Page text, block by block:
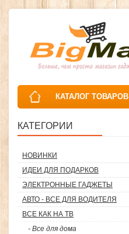
КАТАЛОГ ТОВАРОВ
КАТЕГОРИИ
НОВИНКИ
ИДЕИ ДЛЯ ПОДАРКОВ
ЭЛЕКТРОННЫЕ ГАДЖЕТЫ
АВТО - ВСЕ ДЛЯ ВОДИТЕЛЯ
ВСЕ КАК НА ТВ
- Все для дома